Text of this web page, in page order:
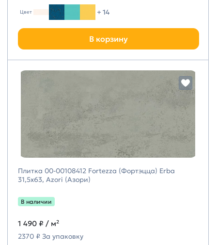
Цвет + 14
В корзину
Плитка 00-00108412 Fortezza (Фортэцца) Erba
31,5х63, Azori (Азори)
В наличии
1 490 ₽ / м²
2370 ₽ За упаковку